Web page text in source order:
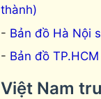
thành)
Bản đồ Hà Nội
Bản đồ
Việt Nam